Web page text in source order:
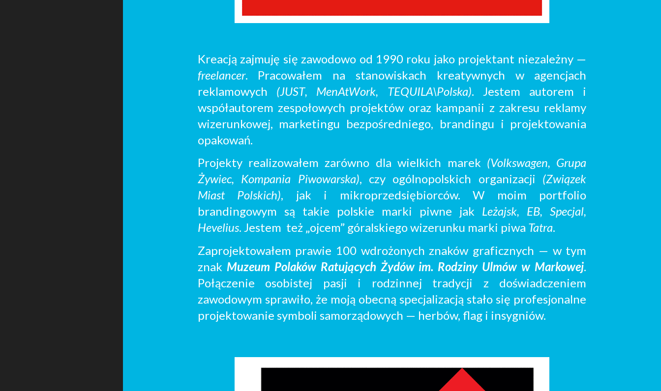
Kreacją zajmuję się zawodowo od 1990 roku jako projektant niezależny —
freelancer. Pracowałem na stanowiskach kreatywnych
w agencjach
reklamowych (JUST, MenAtWork, TEQUILA\Polska). Jestem autorem i
współautorem zespołowych projektów oraz kampanii z zakresu reklamy
wizerunkowej, marketingu bezpośredniego, brandingu i projektowania
opakowań.
Projekty realizowałem zarówno dla wielkich marek (Volkswagen, Grupa
Żywiec, Kompania Piwowarska), czy ogólnopolskich organizacji (Związek
Miast Polskich), jak i mikroprzedsiębiorców.W moim portfolio
brandingowym są takie polskie marki piwne jak Leżajsk, EB, Specjal,
Hevelius. Jestem też „ojcem” góralskiego wizerunku marki piwa Tatra.
Zaprojektowałem prawie 100 wdrożonych znaków graficznych — w tym
znak Muzeum Polaków Ratujących Żydów im. Rodziny Ulmów w Markowej.
Połączenie osobistej pasji i rodzinnej tradycji z doświadczeniem
zawodowym sprawiło, że moją obecną specjalizacją stało się profesjonalne
projektowanie symboli samorządowych — herbów, flag i insygniów.